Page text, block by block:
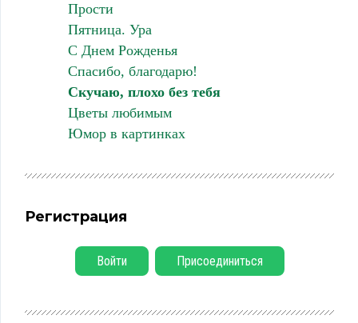
Прости
Пятница. Ура
С Днем Рожденья
Спасибо, благодарю!
Скучаю, плохо без тебя
Цветы любимым
Юмор в картинках
Регистрация
Войти Присоединиться